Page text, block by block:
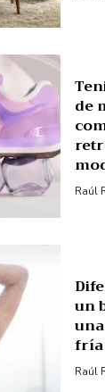
de
Raúl
un
fría
Raúl